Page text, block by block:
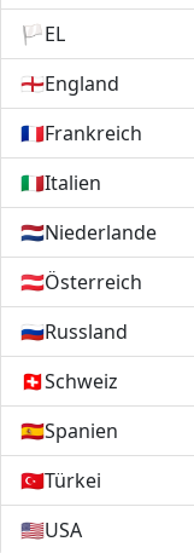
🏳️EL
🏴󠁧󠁢󠁥󠁮󠁧󠁿England
🇫🇷Frankreich
🇮🇹Italien
🇳🇱Niederlande
🇦🇹Österreich
🇷🇺Russland
🇨🇭Schweiz
🇪🇸Spanien
🇹🇷Türkei
🇺🇸USA